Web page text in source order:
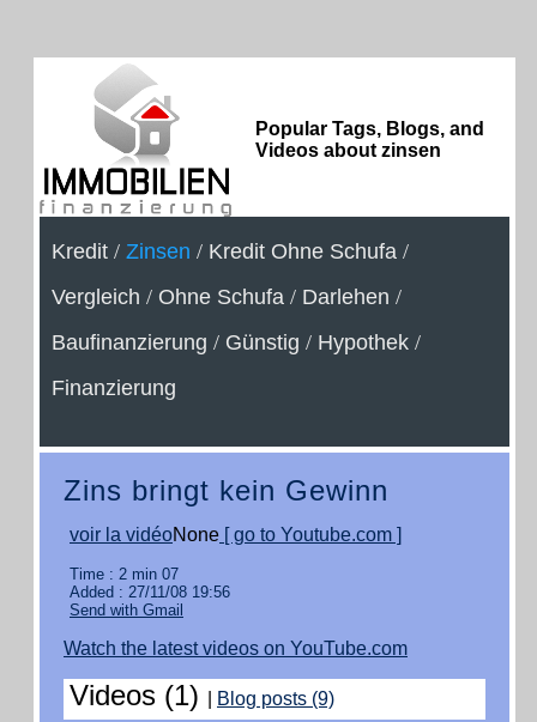
Popular Tags, Blogs, and
Videos about zinsen
Kredit / Zinsen / Kredit Ohne Schufa /
Vergleich / Ohne Schufa / Darlehen /
Baufinanzierung / Günstig / Hypothek /
Finanzierung
Zins bringt kein Gewinn
voir la vidéoNone [ go to Youtube.com ]
Time : 2 min 07
Added : 27/11/08 19:56
Send with Gmail
Watch the latest videos on YouTube.com
Videos (1) Blog posts (9)